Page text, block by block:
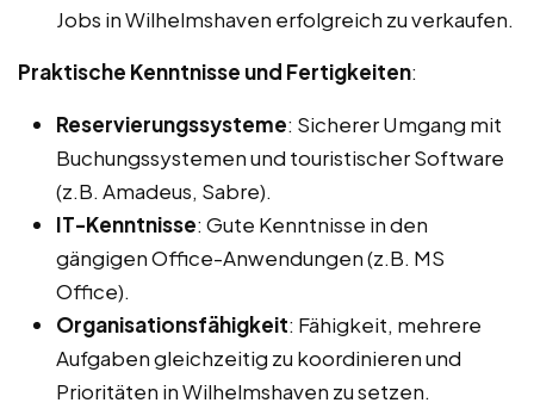
Jobs in Wilhelmshaven erfolgreich zu verkaufen.
Praktische Kenntnisse und Fertigkeiten:
Reservierungssysteme: Sicherer Umgang mit
Buchungssystemen und touristischer Software
(z.B. Amadeus, Sabre).
IT-Kenntnisse: Gute Kenntnisse in den
gängigen Office-Anwendungen (z.B. MS
Office).
Organisationsfähigkeit: Fähigkeit, mehrere
Aufgaben gleichzeitig zu koordinieren und
Prioritäten in Wilhelmshaven zu setzen.